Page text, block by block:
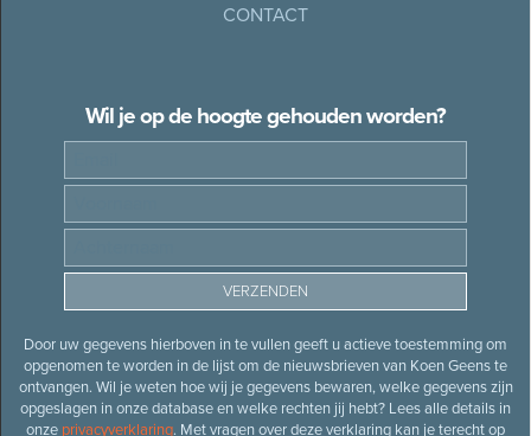
CONTACT
Wil je op de hoogte gehouden worden?
Door uw gegevens hierboven in te vullen geeft u actieve toestemming om
opgenomen te worden in de lijst om de nieuwsbrieven van Koen Geens te
ontvangen. Wil je weten hoe wij je gegevens bewaren, welke gegevens zijn
opgeslagen in onze database en welke rechten jij hebt? Lees alle details in
onze privacyverklaring. Met vragen over deze verklaring kan je terecht op